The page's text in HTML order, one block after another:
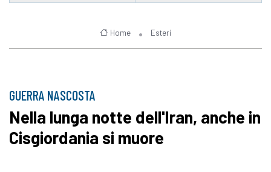
Home Esteri
GUERRA NASCOSTA
Nella lunga notte dell'Iran, anche in
Cisgiordania si muore